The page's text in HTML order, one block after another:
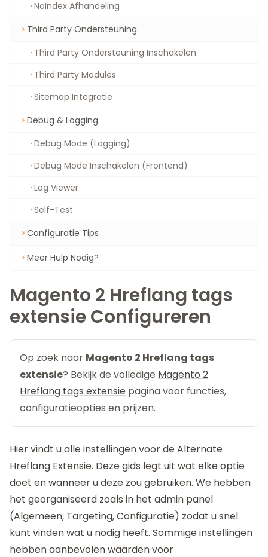
NoIndex Afhandeling
Third Party Ondersteuning
Third Party Ondersteuning Inschakelen
Third Party Modules
Sitemap Integratie
Debug & Logging
Debug Mode (Logging)
Debug Mode Inschakelen (Frontend)
Log Viewer
Self-Test
Configuratie Tips
Meer Hulp Nodig?
Magento 2 Hreflang tags
extensie Configureren
Op zoek naar Magento 2 Hreflang tags
extensie? Bekijk de volledige Magento 2
Hreflang tags extensie pagina voor functies,
configuratieopties en prijzen.
Hier vindt u alle instellingen voor deAlternate
Hreflang Extensie. Deze gids legt uit wat elke optie
doet en wanneer u deze zou gebruiken. We hebben
het georganiseerd zoals in het admin panel
(Algemeen, Targeting, Configuratie) zodat u snel
kunt vinden wat u nodig heeft. Sommige instellingen
hebben aanbevolen waarden voor